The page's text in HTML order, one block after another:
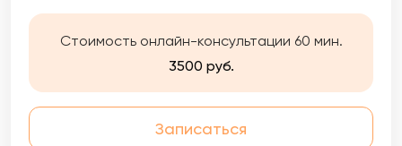
Стоимость онлайн-консультации 60 мин.
3500 руб.
Записаться